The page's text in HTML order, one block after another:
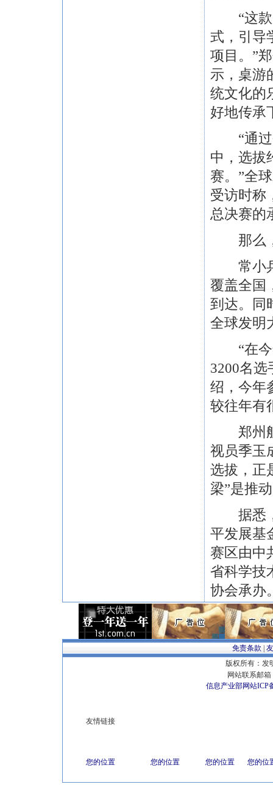
“这款
式，引导
项目。”
示，桌游
统文化的
好地传承
“通过
中，选拔
赛。”全
受访时称
总决赛的
那么，
常小兵
覆盖全国
到达。同
全球发明
“在今
3200名
绍，今年
较往年有
郑州航
视员季玉
选拔，正
梁”是推
据悉，
平发展基
赛区由中
省科学技
协会承办
免责条款
版权所有：发
网站联系邮箱
信息产业部网站ICP
友情链接
您的位置 您的位置 您的位置 您的位